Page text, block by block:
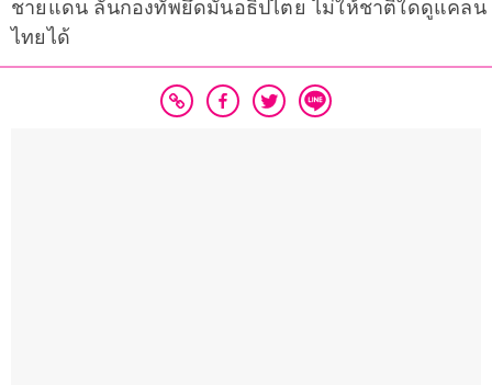
ชายแดน ลั่นกองทัพยึดมั่นอธิปไตย ไม่ให้ชาติใดดูแคลน
ไทยได้